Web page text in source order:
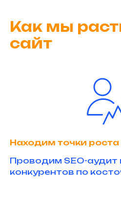
Как мы
сайт
Находим точки роста
Проводим SEO-аудит
конкурентов по